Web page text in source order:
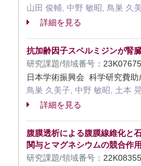
山田 俊輔, 中野 敏昭, 鳥巣 久
詳細を見る
抗加齢因子スペルミジンが腎
研究課題/領域番号： 23K07675
日本学術振興会 科学研究費
鳥巣 久美子, 中野 敏昭, 土本
詳細を見る
腹膜透析による腹膜線維化と
関与とマグネシウムの競合作用
研究課題/領域番号： 22K08355